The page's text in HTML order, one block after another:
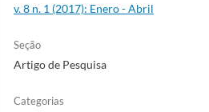
v. 8 n. 1 (2017): Enero - Abril
Seção
Artigo de Pesquisa
Categorias